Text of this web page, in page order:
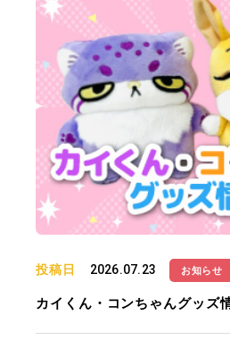
投稿日 2026.07.23 お知らせ
カイくん・コンちゃんグッズ